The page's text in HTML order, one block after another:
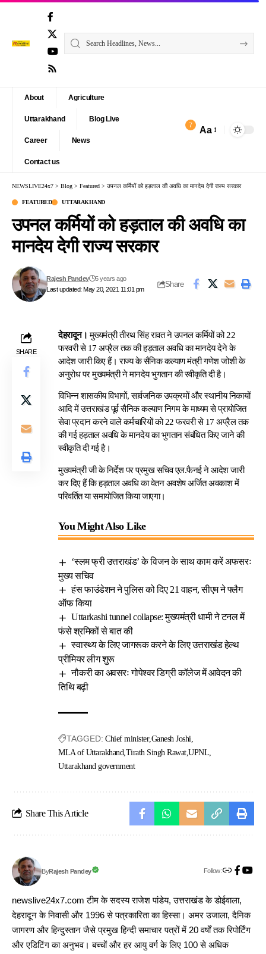
About Agriculture
Uttarakhand Blog Live
Career News
Contact us
7 Aa
NEWSLIVE24x7 > Blog > Featured > उपनल कर्मियों को हड़ताल की अवधि का मानदेय देगी राज्य सरकार
FEATURED UTTARAKHAND
उपनल कर्मियों को हड़ताल की अवधि का
मानदेय देगी राज्य सरकार
Last updated: May 20, 2021 11:01 pm
Rajesh Pandey 5 years ago
Share
SHARE
देहरादून।मुख्यमंत्री तीरथ सिंह रावत ने उपनल कर्मियों को 22
फरवरी से 17 अप्रैल तक की हड़ताल अवधि का मानदेय देने के
आदेश जारी किए हैं। राज्य के सैनिक कल्याण मंत्री गणेश जोशी के
अनुरोध पर मुख्यमंत्री ने मानदेय भुगतान की स्वीकृति दी है।
विभिन्न शासकीय विभागों, सार्वजनिक उपक्रमों और स्थानीय निकायों
आदि में उत्तराखंड पूर्व सैनिक कल्याण निगम के माध्यम से प्रायोजित
सेवा प्रदान करने वाले कर्मचारियों को 22 फरवरी से 17 अप्रैल तक
की गई हड़ताल अवधि के मानदेय का भुगतान संबंधित किए जाने की
स्वीकृति दी गई है।
मुख्यमंत्री जी के निर्देश पर प्रमुख सचिव एल.फैनई ने आदेश जारी
कर दिए हैं कि हड़ताल अवधि का वेतन अवशेष अर्जित अवकाश में
परिवर्तित या समायोजित किया जाएगा।
You Might Also Like
‘स्लम फ्री उत्तराखंड’ के विजन के साथ काम करें अफसरः
मुख्य सचिव
हंस फाउंडेशन ने पुलिस को दिए 21 वाहन, सीएम ने फ्लैग
ऑफ किया
Uttarkashi tunnel collapse: मुख्यमंत्री धामी ने टनल में
फंसे श्रमिकों से बात की
स्वास्थ्य के लिए जागरूक करने के लिए उत्तराखंड हेल्थ
प्रीमियर लीग शुरू
नौकरी का अवसरः गोपेश्वर डिग्री कॉलेज में आवेदन की
तिथि बढ़ी
TAGGED: Chief minister Ganesh Joshi
MLA of Uttarakhand Tirath Singh Rawat UPNL
Uttarakhand government
Share This Article
ByRajesh Pandey Follow:
newslive24x7.com टीम के सदस्य राजेश पांडेय, उत्तराखंड के डोईवाला,
देहरादून के निवासी और 1996 से पत्रकारिता का हिस्सा। अमर उजाला, दैनिक
जागरण और हिन्दुस्तान जैसे प्रमुख हिन्दी समाचार पत्रों में 20 वर्षों तक रिपोर्टिंग
और एडिटिंग का अनुभव। बच्चों और हर आयु वर्ग के लिए 100 से अधिक